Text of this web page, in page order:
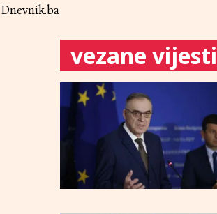
Dnevnik.ba
vezane vijesti